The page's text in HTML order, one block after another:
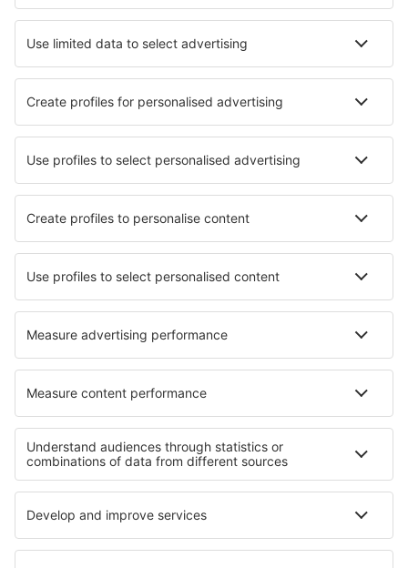
Transfer
Sevärdheter
Sportevenemang
Läs mer
Mobilapp
Flygbolag
SAS
Ryanair
Lufthansa
Norwegian
WizzAir
Om eSky
Köpvillkor
Mina bokningar
Integritetspolicy
Support och kontakt
Integritet